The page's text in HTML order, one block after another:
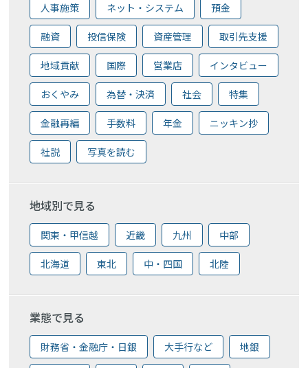
人事施策 ネット・システム 預金
融資 投信保険 資産管理 取引先支援
地域貢献 国際 営業店 インタビュー
おくやみ 為替・決済 社会 特集
金融再編 手数料 年金 ニッキン抄
社説 写真を読む
地域別で見る
関東・甲信越 近畿 九州 中部
北海道 東北 中・四国 北陸
業態で見る
財務省・金融庁・日銀 大手行など 地銀